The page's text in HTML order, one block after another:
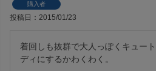
購入者
投稿日 2015/01/23
着回しも抜群で大人っぽくキュー
ディにするかわくわく。